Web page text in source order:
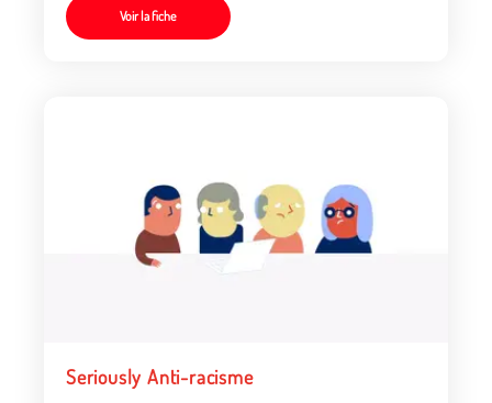
Voir la fiche
Seriously Anti-racisme